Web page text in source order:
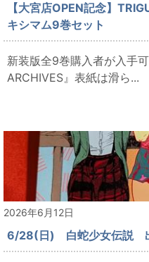
【大宮店OPEN記念】
キシマム9巻セット
新装版全9巻購入者が入手
ARCHIVES』表紙は滑ら...
2026年6月12日
6/28(日) 白蛇少女伝説